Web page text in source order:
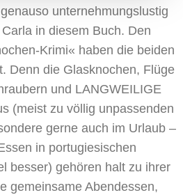
unternehmungslustig
in diesem Buch. Den
Krimi« haben die beiden
Denn die Glasknochen, Flüge
und LANGWEILIGE
(meist zu völlig unpassenden
gerne auch im Urlaub –
in portugiesischen
besser) gehören halt zu ihrer
gemeinsame Abendessen,